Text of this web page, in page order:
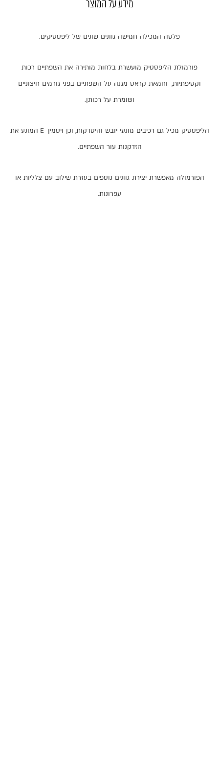
מידע על המוצר
פלטה המכילה חמישה גוונים שונים של ליפסטיקים.
פורמולת הליפסטיק מועשרת בלחות מותירה את השפתיים רכות
וקטיפתיות, וחמאת קראט מגנה על השפתיים בפני גורמים חיצוניים
ושומרת על רכותן.
הליפסטיק מכיל גם רכיבים מונעי יובש והיסדקות, וכן ויטמין E המונע את
הזדקנות עור השפתיים.
הפורמולה מאפשרת יצירת גוונים נוספים בעזרת שילוב עם צלליות או
עפרונות.